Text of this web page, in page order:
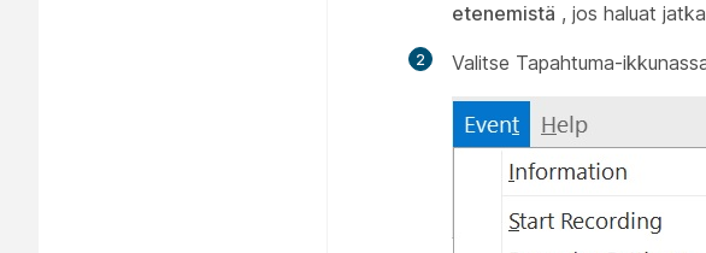
etenemistä , jos haluat
2 Valitse Tapahtuma-